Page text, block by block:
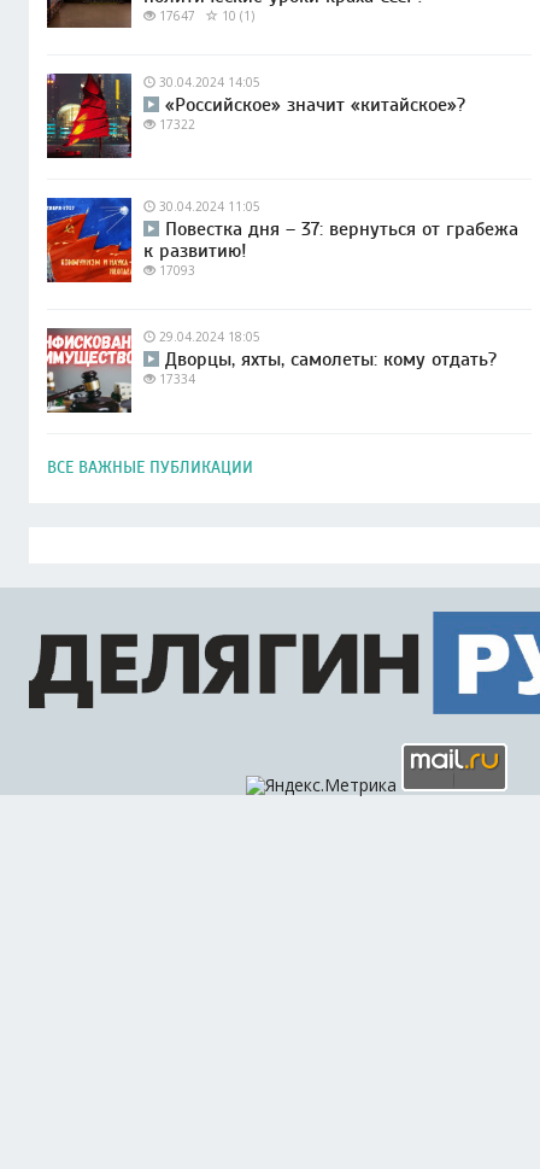
17647 10 (1)
30.04.2024 14:05
«Российское» значит «китайское»?
17322
30.04.2024 11:05
Повестка дня – 37: вернуться от грабежа
к развитию!
17093
29.04.2024 18:05
Дворцы, яхты, самолеты: кому отдать?
17334
ВСЕ ВАЖНЫЕ ПУБЛИКАЦИИ